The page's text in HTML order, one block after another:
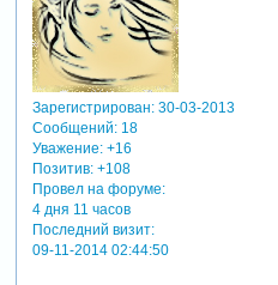
Зарегистрирован: 30-03-2013
Сообщений:18
Уважение: +16
Позитив: +108
Провел на форуме:
4 дня 11 часов
Последний визит:
09-11-2014 02:44:50